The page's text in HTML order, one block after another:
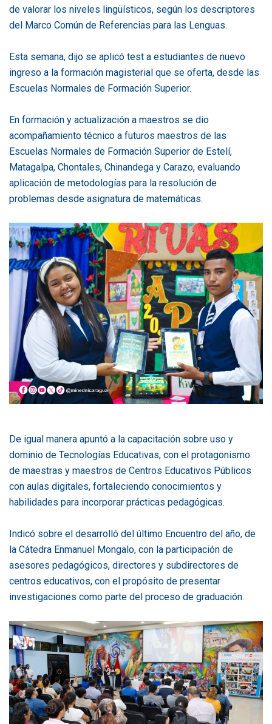
de valorar los niveles lingüísticos, según los descriptores
del Marco Común de Referencias para las Lenguas.
Esta semana, dijo se aplicó test a estudiantes de nuevo
ingreso a la formación magisterial que se oferta, desde las
Escuelas Normales de Formación Superior.
En formación y actualización a maestros se dio
acompañamiento técnico a futuros maestros de las
Escuelas Normales de Formación Superior de Estelí,
Matagalpa, Chontales, Chinandega y Carazo, evaluando
aplicación de metodologías para la resolución de
problemas desde asignatura de matemáticas.
De igual manera apuntó a la capacitación sobre uso y
dominio de Tecnologías Educativas, con el protagonismo
de maestras y maestros de Centros Educativos Públicos
con aulas digitales, fortaleciendo conocimientos y
habilidades para incorporar prácticas pedagógicas.
Indicó sobre el desarrolló del último Encuentro del año, de
la Cátedra Enmanuel Mongalo, con la participación de
asesores pedagógicos, directores y subdirectores de
centros educativos, con el propósito de presentar
investigaciones como parte del proceso de graduación.